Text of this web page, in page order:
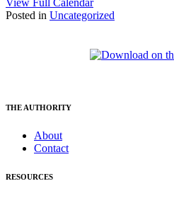
View Full Calendar
Posted in Uncategorized
THE AUTHORITY
About
Contact
RESOURCES